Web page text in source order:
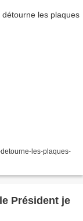
les-plaques-
Président je